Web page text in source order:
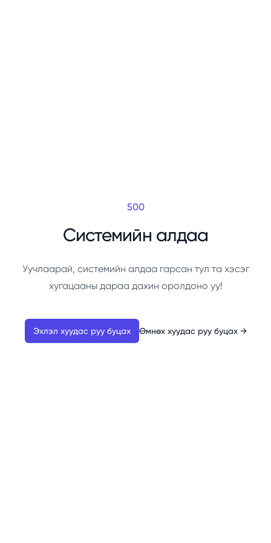
500
Системийн алдаа
Уучлаарай, системийн алдаа гарсан тул та хэсэг
хугацааны дараа дахин оролдоно уу!
Эхлэл хуудас руу буцах Өмнөх хуудас руу буцах →